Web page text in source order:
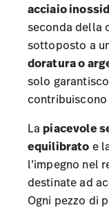
acciaio
seconda della
sottoposto a
doratura o
solo
La piacevole
equilibrato e
l’impegno nel
destinate ad
Ogni pezzo di